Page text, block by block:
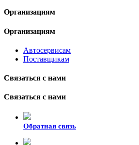
Организациям
Организациям
Автосервисам
Поставщикам
Связаться с нами
Связаться с нами
Обратная связь